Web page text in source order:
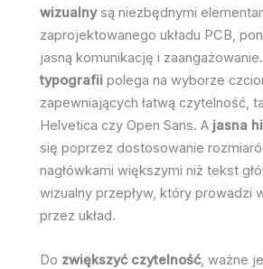
wizualnysą niezbędnymi
zaprojektowanego układu PCB,
jasną komunikację i zaangażowanie.
typografii polega na wyborze
zapewniających łatwą czytelność,
Helvetica czy Open Sans. A jasna
się poprzez dostosowanie
nagłówkami większymi niż tekst
wizualny przepływ, który prowadzi
przez układ.
Do zwiększyć czytelność, ważne